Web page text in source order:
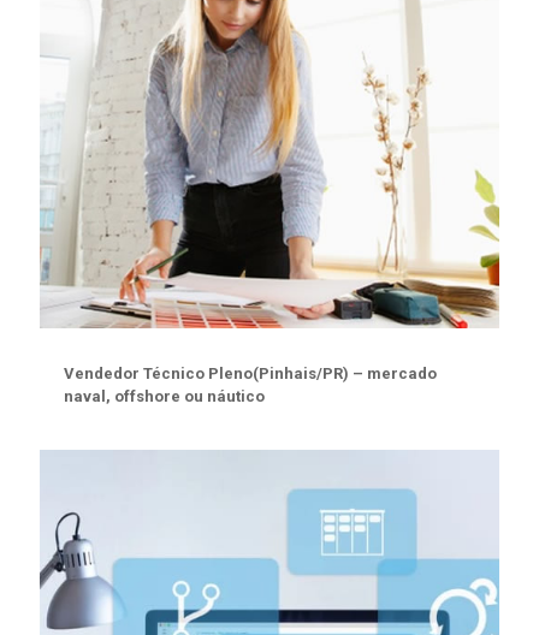
Vendedor Técnico Pleno(Pinhais/PR) – mercado
naval, offshore ou náutico